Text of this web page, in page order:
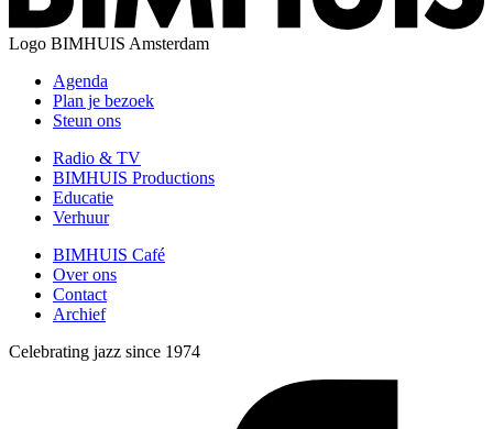
Logo BIMHUIS Amsterdam
Agenda
Plan je bezoek
Steun ons
Radio & TV
BIMHUIS Productions
Educatie
Verhuur
BIMHUIS Café
Over ons
Contact
Archief
Celebrating jazz since 1974